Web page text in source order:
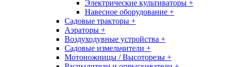
Электрические культиваторы +
Навесное оборудование +
Садовые тракторы +
Аэраторы +
Воздуходувные устройства +
Садовые измельчители +
Мотоножницы / Высоторезы +